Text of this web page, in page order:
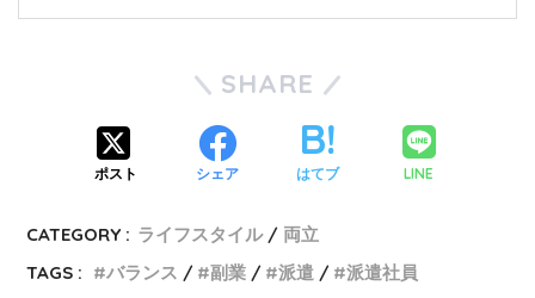
SHARE
ポスト シェア はてブ LINE
CATEGORY : ライフスタイル
両立
TAGS :
バランス 副業 派遣 派遣社員